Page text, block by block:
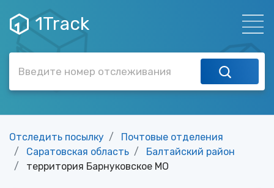
1Track
Отследить посылку
Почтовые отделения
Саратовская область
Балтайский район
территория Барнуковское МО